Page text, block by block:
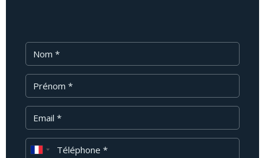
Prénom
Téléphone